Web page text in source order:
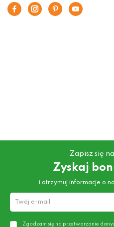
Zapisz się
Zyskaj
i otrzymuj informacje o
Zgadzam się na przetwarzanie